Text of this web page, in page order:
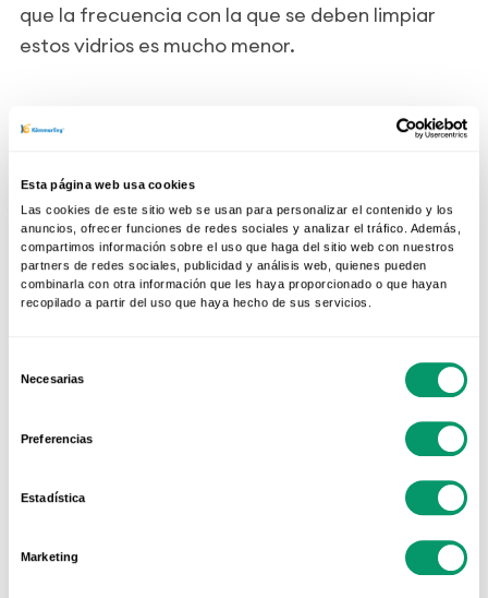
Esta página web usa cookies
Las cookies de este sitio web se usan para personalizar el contenido y los
anuncios, ofrecer funciones de redes sociales y analizar el tráfico. Además,
compartimos información sobre el uso que haga del sitio web con nuestros
partners de redes sociales, publicidad y análisis web, quienes pueden
combinarla con otra información que les haya proporcionado o que hayan
recopilado a partir del uso que haya hecho de sus servicios.
Necesarias
Preferencias
Estadística
Marketing
que la frecuencia con la que se deben limpiar
estos vidrios es mucho menor.
Y no os preocupéis, poco a poco, iremos viendo